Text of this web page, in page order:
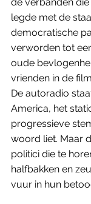
legde met de
democratische
verworden tot
oude
vrienden in de
De autoradio
America, het
progressieve
woord liet. Maar
politici die te
halfbakken en
vuur in hun